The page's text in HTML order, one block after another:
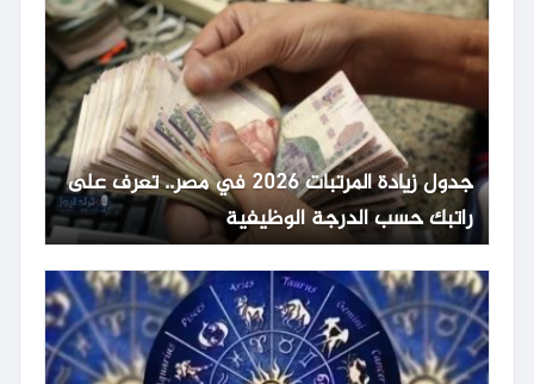
جدول زيادة المرتبات 2026 في مصر.. تعرف على
راتبك حسب الدرجة الوظيفية